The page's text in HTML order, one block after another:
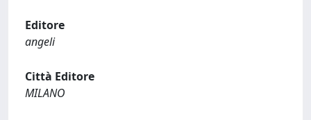
Editore
angeli
Città Editore
MILANO